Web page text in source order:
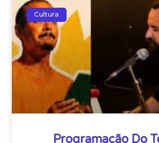
Cultura
Programação Do